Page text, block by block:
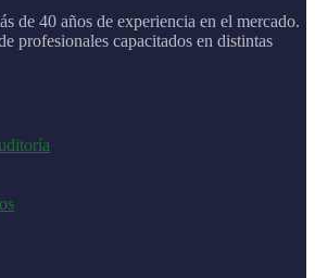
de 40 años de experiencia en el mercado.
profesionales capacitados en distintas